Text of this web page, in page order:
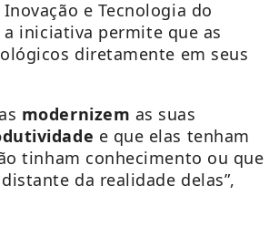
e Tecnologia do
a iniciativa permite que as
diretamente em seus
modernizem as suas
e que elas tenham
tinham conhecimento ou que
da realidade delas”,